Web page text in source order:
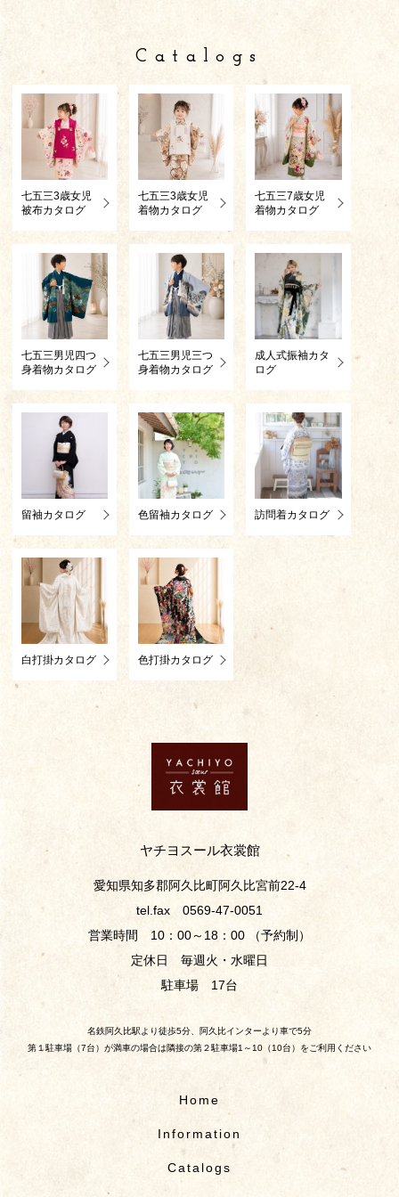
Catalogs
七五三3歳女児
被布カタログ
七五三3歳女児
着物カタログ
七五三7歳女児
着物カタログ
七五三男児四つ
身着物カタログ
七五三男児三つ
身着物カタログ
成人式振袖カタ
ログ
留袖カタログ 色留袖カタログ 訪問着カタログ
白打掛カタログ 色打掛カタログ
ヤチヨスール衣裳館
愛知県知多郡阿久比町阿久比宮前22-4
tel.fax 0569-47-0051
営業時間 10：00～18：00 （予約制）
定休日 毎週火・水曜日
駐車場 17台
名鉄阿久比駅より徒歩5分、阿久比インターより車で5分
第１駐車場（7台）が満車の場合は隣接の第２駐車場1～10（10台）をご利用ください
Home
Information
Catalogs